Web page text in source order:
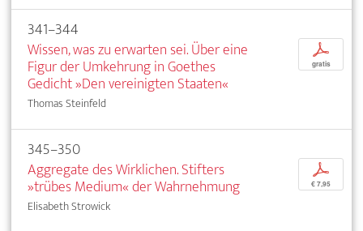
341–344
Wissen, was zu erwarten sei. Über eine
Figur der Umkehrung in Goethes
Gedicht »Den vereinigten Staaten«
Thomas Steinfeld
p
gratis
345–350
Aggregate des Wirklichen. Stifters
»trübes Medium« der Wahrnehmung
Elisabeth Strowick
p
€ 7,95